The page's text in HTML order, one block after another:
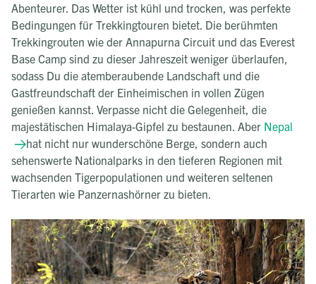
Abenteurer. Das Wetter ist kühl und trocken, was perfekte
Bedingungen für Trekkingtouren bietet. Die berühmten
Trekkingrouten wie der Annapurna Circuit und das Everest
Base Camp sind zu dieser Jahreszeit weniger überlaufen,
sodass Du die atemberaubende Landschaft und die
Gastfreundschaft der Einheimischen in vollen Zügen
genießen kannst. Verpasse nicht die Gelegenheit, die
majestätischen Himalaya-Gipfel zu bestaunen. Aber Nepal
hat nicht nur wunderschöne Berge, sondern auch
sehenswerte Nationalparks in den tieferen Regionen mit
wachsenden Tigerpopulationen und weiteren seltenen
Tierarten wie Panzernashörner zu bieten.